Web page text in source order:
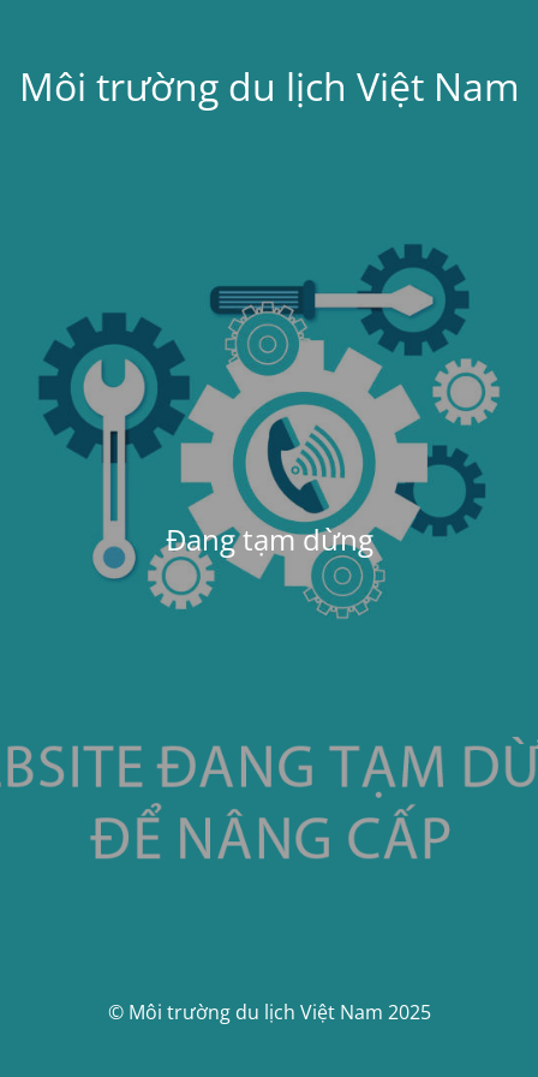
Môi trường du lịch Việt Nam
Đang tạm dừng
© Môi trường du lịch Việt Nam 2025